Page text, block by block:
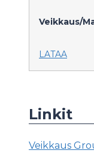
Veikkaus/
LATAA
Linkit
Veikkaus